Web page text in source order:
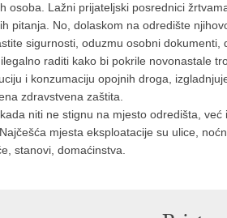
osoba. Lažni prijateljski posrednici
pitanja. No, dolaskom na odredište
sigurnosti, oduzmu osobni dokumenti,
raditi kako bi pokrile novonastale
i konzumaciju opojnih droga,
zdravstvena zaštita.
niti ne stignu na mjesto odredišta,
mjesta eksploatacije su ulice,
stanovi, domaćinstva.